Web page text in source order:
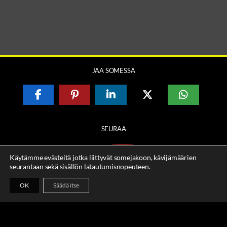
JAA SOMESSA
SEURAA
Käytämme evästeitä jotka liittyvät somejakoon, kävijämäärien
seurantaan sekä sisällön latautumisnopeuteen.
OK Säädä itse